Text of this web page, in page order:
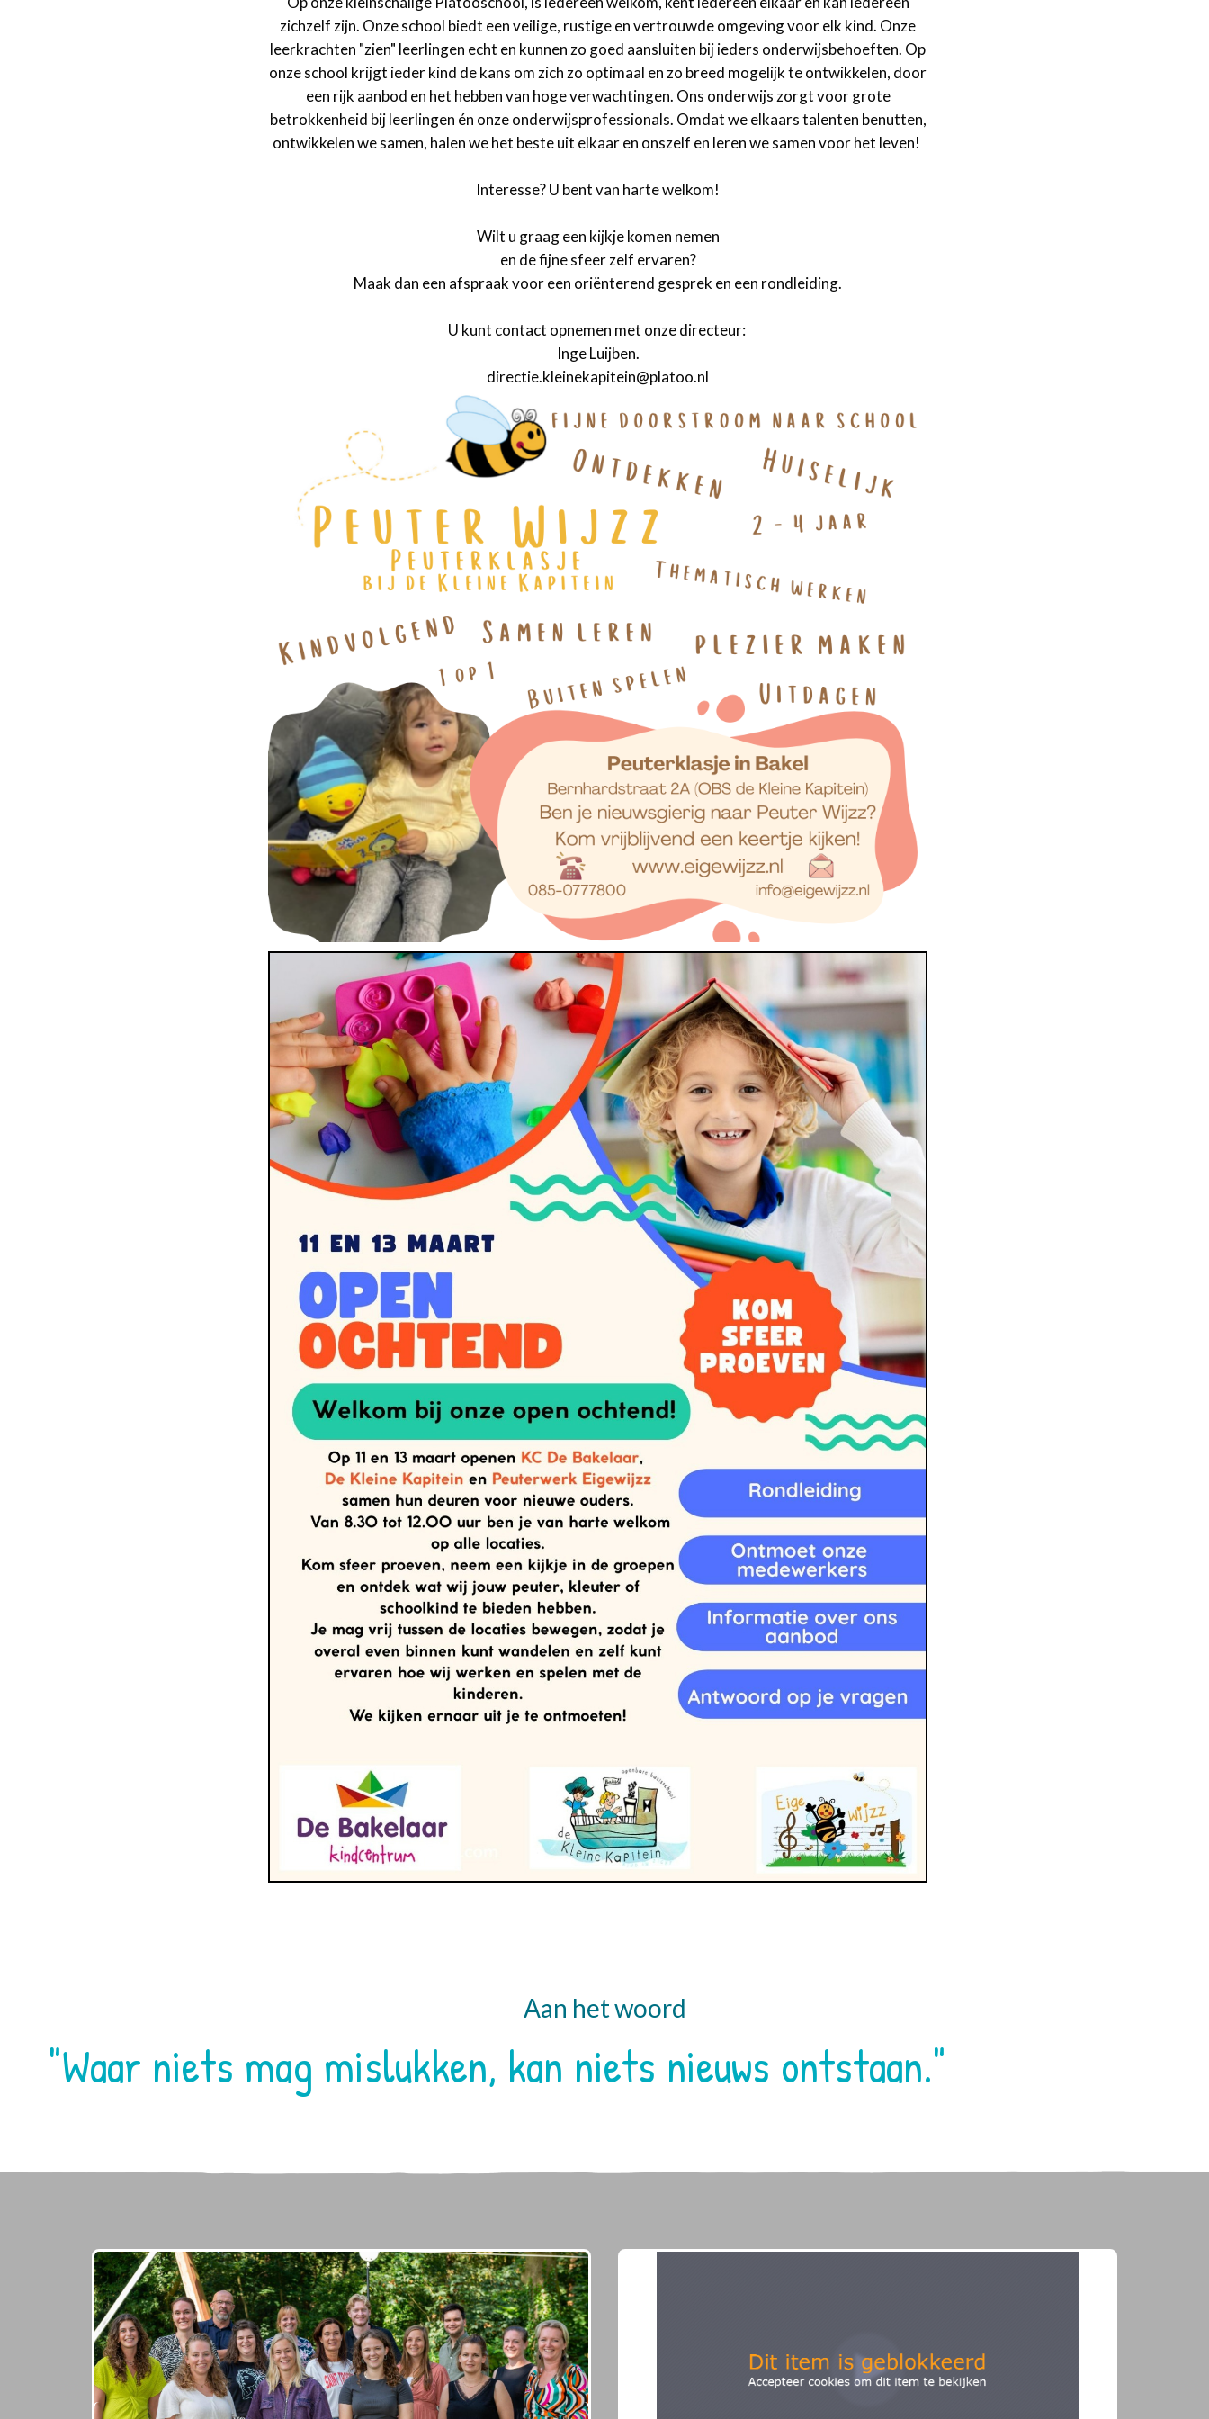
zichzelf zijn. Onze school biedt een veilige, rustige en vertrouwde omgeving voor elk kind. Onze
leerkrachten "zien" leerlingen echt en kunnen zo goed aansluiten bij ieders onderwijsbehoeften. Op
onze school krijgt ieder kind de kans om zich zo optimaal en zo breed mogelijk te ontwikkelen, door
een rijk aanbod en het hebben van hoge verwachtingen. Ons onderwijs zorgt voor grote
betrokkenheid bij leerlingen én onze onderwijsprofessionals. Omdat we elkaars talenten benutten,
ontwikkelen we samen, halen we het beste uit elkaar en onszelf en leren we samen voor het leven!
Interesse? U bent van harte welkom!
Wilt u graag een kijkje komen nemen
en de fijne sfeer zelf ervaren?
Maak dan een afspraak voor een oriënterend gesprek en een rondleiding.
U kunt contact opnemen met onze directeur:
Inge Luijben.
directie.kleinekapitein@platoo.nl
Aan het woord
"Waar niets mag mislukken, kan niets nieuws ontstaan."